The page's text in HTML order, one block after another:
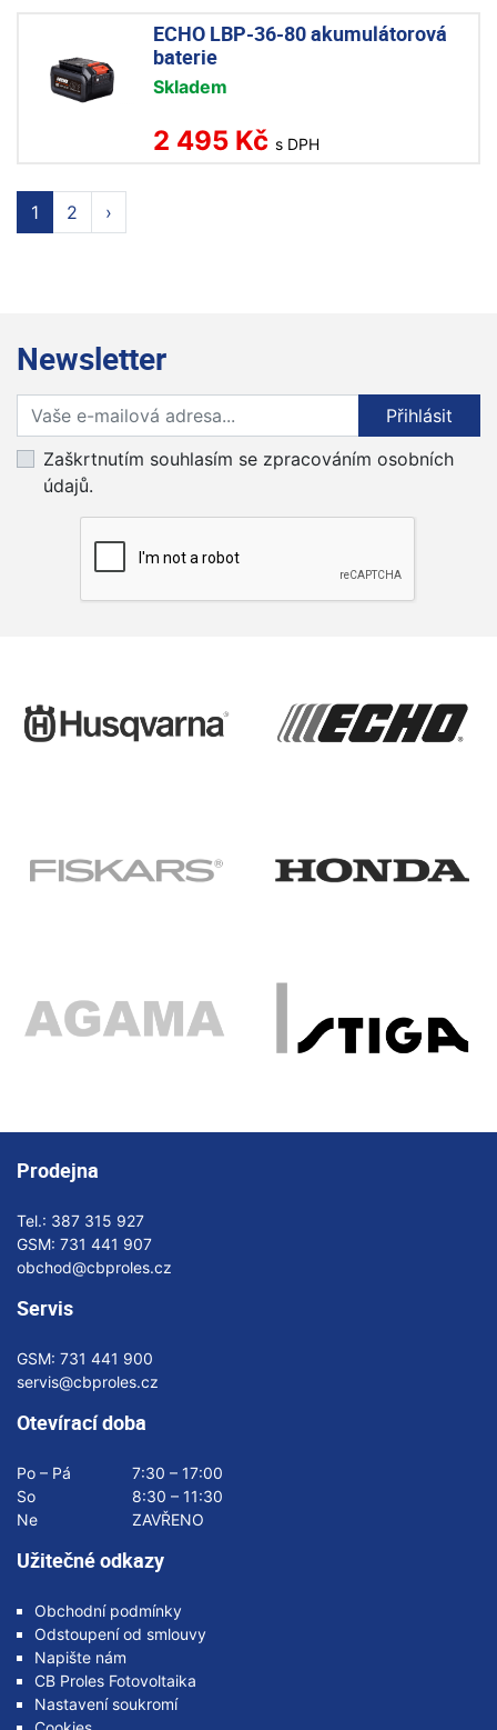
ECHO LBP-36-80 akumulátorová
baterie
Skladem
2 495 Kč s DPH
1 2 ›
Newsletter
Přihlaste se k odběru novinek
Přihlásit
Zaškrtnutím souhlasím se zpracováním osobních
údajů.
Prodejna
Tel.: 387 315 927
GSM: 731 441 907
obchod@cbproles.cz
Servis
GSM: 731 441 900
servis@cbproles.cz
Otevírací doba
Po – Pá
7:30 – 17:00
So
8:30 – 11:30
Ne
ZAVŘENO
Užitečné odkazy
Obchodní podmínky
Odstoupení od smlouvy
Napište nám
CB Proles Fotovoltaika
Nastavení soukromí